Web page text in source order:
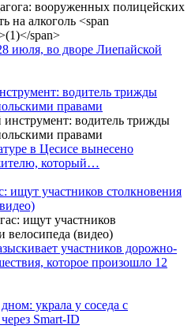
июля, во дворе Лиепайской
водитель трижды
правами
в Цесисе вынесено
который…
ищут участников столкновения
участников дорожно-
которое произошло 12
украла у соседа с
Smart-ID